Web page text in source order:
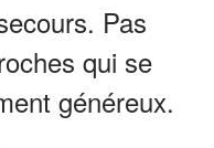
Pas
qui se
généreux.